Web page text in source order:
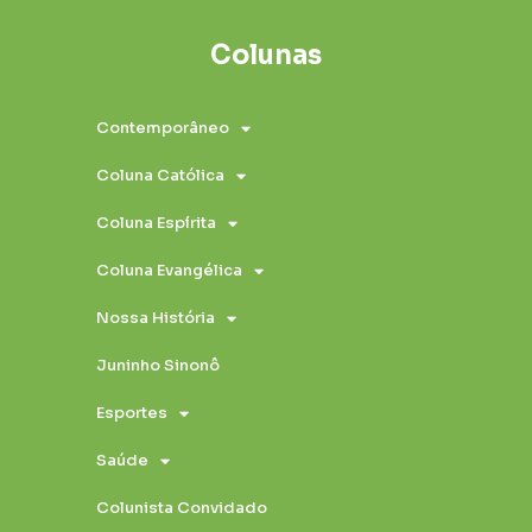
Colunas
Contemporâneo
Coluna Católica
Coluna Espírita
Coluna Evangélica
Nossa História
Juninho Sinonô
Esportes
Saúde
Colunista Convidado